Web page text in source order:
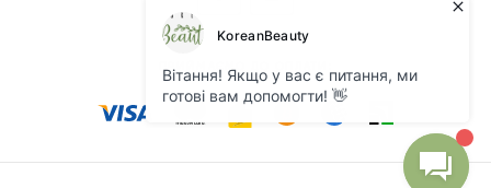
ПРИЙМАЄМО ДО ОПЛАТИ: